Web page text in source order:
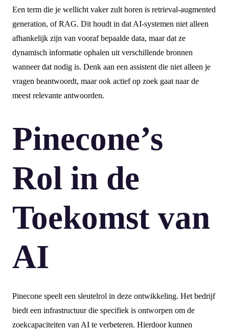
Een term die je wellicht vaker zult horen is retrieval-augmented
generation, of RAG. Dit houdt in dat AI-systemen niet alleen
afhankelijk zijn van vooraf bepaalde data, maar dat ze
dynamisch informatie ophalen uit verschillende bronnen
wanneer dat nodig is. Denk aan een assistent die niet alleen je
vragen beantwoordt, maar ook actief op zoek gaat naar de
meest relevante antwoorden.
Pinecone’s
Rol in de
Toekomst van
AI
Pinecone speelt een sleutelrol in deze ontwikkeling. Het bedrijf
biedt een infrastructuur die specifiek is ontworpen om de
zoekcapaciteiten van AI te verbeteren. Hierdoor kunnen